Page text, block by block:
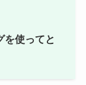
を使ってと